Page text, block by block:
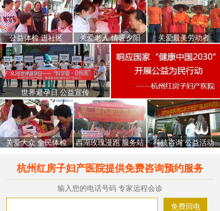
公益体检 进社区 关爱老人 情暖夕阳 关爱最美劳动者
世界避孕日 公益宣传
关爱大众 全民体检 西湖玫瑰漫跑 服务站 科技咨询 公益活动
杭州红房子妇产医院提供免费咨询预约服务
输入您的电话号码 专家远程会诊